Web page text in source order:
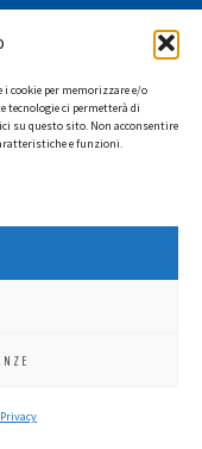
cookie per memorizzare e/o
tecnologie ci permetterà di
su questo sito. Non acconsentire
e funzioni.